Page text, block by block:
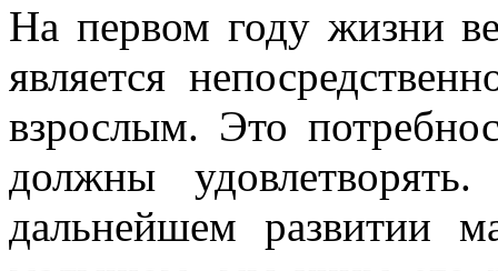
На первом году жизни
является
взрослым. Это
должны
дальнейшем развитии